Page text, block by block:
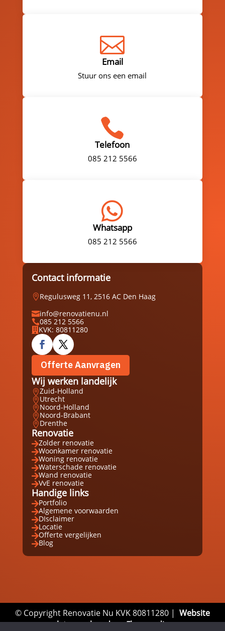

Email
Stuur ons een email

Telefoon
085 212 5566

Whatsapp
085 212 5566
Contact informatie
Regulusweg 11, 2516 AC Den Haag
info@renovatienu.nl
085 212 5566
 KVK: 80811280
Offerte Aanvragen
Wij werken landelijk
Zuid-Holland
Utrecht
Noord-Holland
Noord-Brabant
Drenthe
Renovatie
Zolder renovatie
Woonkamer renovatie
Woning renovatie
Waterschade renovatie
Wand renovatie
VvE renovatie
Handige links
Portfolio
Algemene voorwaarden
DIsclaimer
Locatie
Offerte vergelijken
Blog
© Copyright Renovatie Nu KVK 80811280 | Website
laten maken door Flexamedia